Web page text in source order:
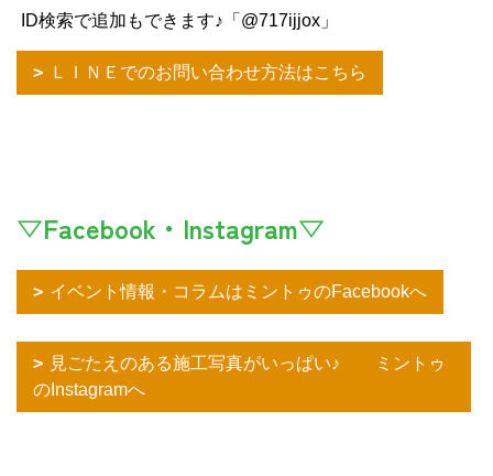
ID検索で追加もできます♪「@717ijjox」
ＬＩＮＥでのお問い合わせ方法はこちら
▽Facebook・Instagram▽
イベント情報・コラムはミントゥのFacebookへ
見ごたえのある施工写真がいっぱい♪ ミントゥ
のInstagramへ